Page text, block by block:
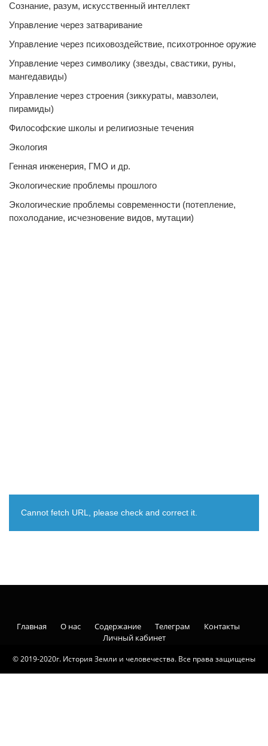
Сознание, разум, искусственный интеллект
Управление через затваривание
Управление через психовоздействие, психотронное оружие
Управление через символику (звезды, свастики, руны,
мангедавиды)
Управление через строения (зиккураты, мавзолеи,
пирамиды)
Философские школы и религиозные течения
Экология
Генная инженерия, ГМО и др.
Экологические проблемы прошлого
Экологические проблемы современности (потепление,
похолодание, исчезновение видов, мутации)
Cannot fetch URL, please check and correct it.
© 2019-2020г. История Земли и человечества. Все права защищены
Главная О нас Содержание Телеграм
Контакты
Личный кабинет